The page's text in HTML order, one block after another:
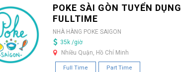
POKE SÀI GÒN TUYỂN
FULLTIME
NHÀ HÀNG POKE SAIGON
35k /giờ
Nhiều Quận, Hồ Chí Minh
Full Time Part Time